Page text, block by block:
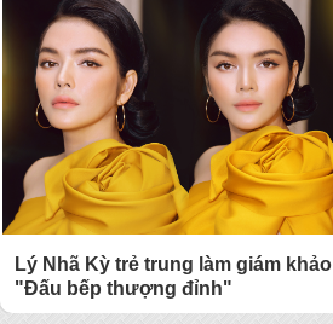
Lý Nhã Kỳ trẻ trung làm giám khảo
"Đấu bếp thượng đỉnh"